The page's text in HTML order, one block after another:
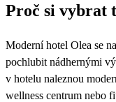
2 479 2 479
Proč si vybrat
Moderní hotel Olea se
pochlubit nádhernými
v hotelu naleznou
wellness centrum nebo